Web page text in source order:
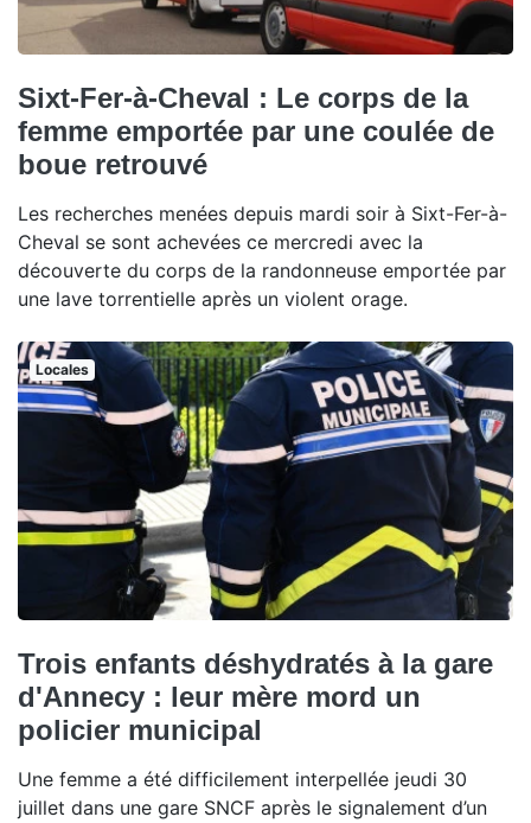
Sixt-Fer-à-Cheval : Le corps de la
femme emportée par une coulée de
boue retrouvé
Les recherches menées depuis mardi soir à Sixt-Fer-à-
Cheval se sont achevées ce mercredi avec la
découverte du corps de la randonneuse emportée par
une lave torrentielle après un violent orage.
Locales
Trois enfants déshydratés à la gare
d'Annecy : leur mère mord un
policier municipal
Une femme a été difficilement interpellée jeudi 30
juillet dans une gare SNCF après le signalement d’un